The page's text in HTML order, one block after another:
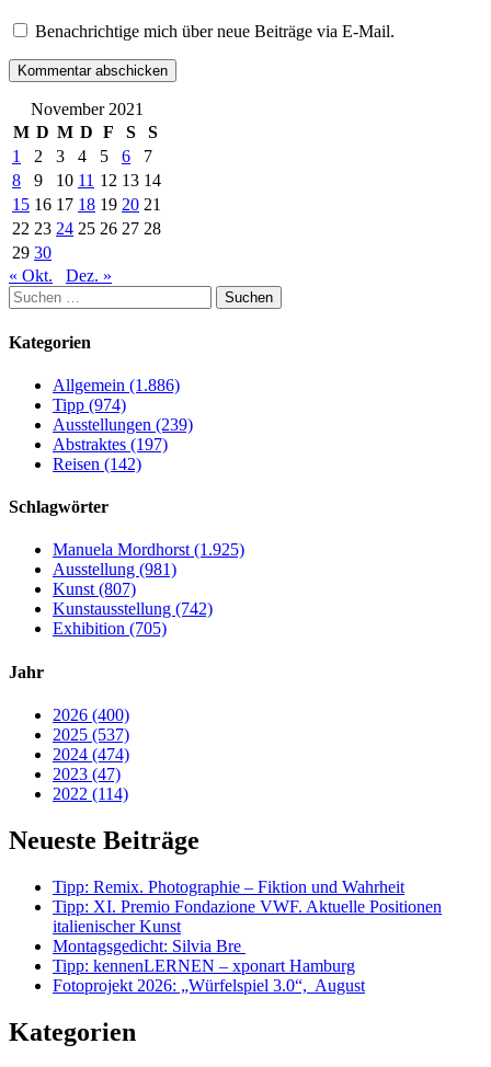
Benachrichtige mich über neue Beiträge via E-Mail.
November 2021
M D M D F S
S
1
2 3 4 5 6
7
8
9 10 11 12 13 14
15 16 17 18 19 20 21
22 23 24 25 26 27 28
29 30
« Okt.
Dez. »
Suchen
nach:
Kategorien
Allgemein (1.886)
Tipp (974)
Ausstellungen (239)
Abstraktes (197)
Reisen (142)
Schlagwörter
Manuela Mordhorst (1.925)
Ausstellung (981)
Kunst (807)
Kunstausstellung (742)
Exhibition (705)
Jahr
2026 (400)
2025 (537)
2024 (474)
2023 (47)
2022 (114)
Neueste Beiträge
Tipp: Remix. Photographie – Fiktion und Wahrheit
Tipp: XI. Premio Fondazione VWF. Aktuelle Positionen
italienischer Kunst
Montagsgedicht: Silvia Bre
Tipp: kennenLERNEN – xponart Hamburg
Fotoprojekt 2026: „Würfelspiel 3.0“, August
Kategorien